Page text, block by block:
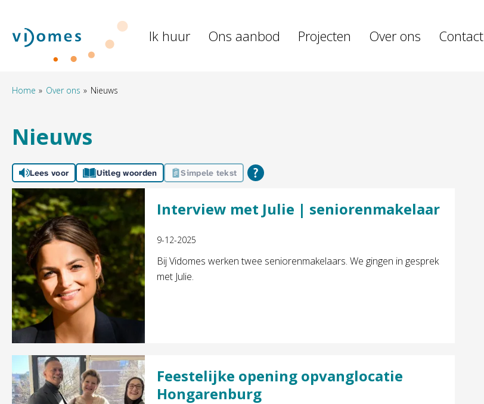
Naar hoofdinhoud
Naar hoofdnavigatiemenu
Naar zoeken
Naar de homepage Ik huur Ons aanbod Projecten Over ons Contact
Home Over ons Nieuws
Nieuws
Lees voor Uitleg woorden Simpele tekst
Interview met Julie | seniorenmakelaar
9-12-2025
Bij Vidomes werken twee seniorenmakelaars. We gingen in gesprek
met Julie.
Feestelijke opening opvanglocatie
Hongarenburg